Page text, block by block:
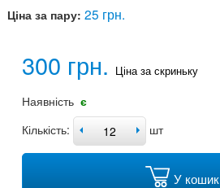
Ціна за пару: 25 грн.
300 грн. Ціна за скриньку
Наявність є
Кількість:
шт
У кошик